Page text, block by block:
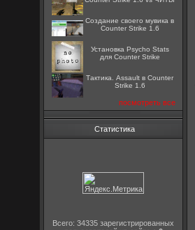
Создание своего мувика в
Counter Strike 1.6
Установка Psycho Stats
для Counter Strike
Тактика. Assault в Counter
Strike 1.6
посмотреть все
Статистика
Всего: 34335 зарегистрированных